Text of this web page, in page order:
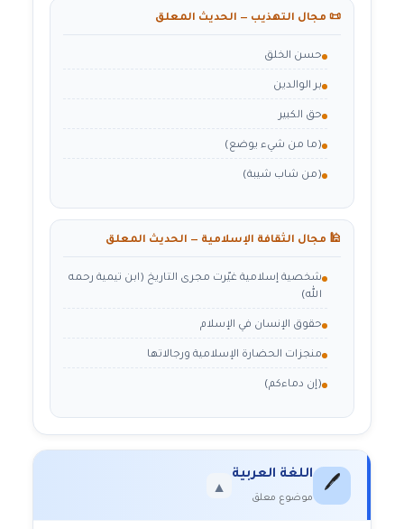
📜 مجال التهذيب — الحديث المعلق
حسن الخلق
بر الوالدين
حق الكبير
(ما من شيء يوضع)
(من شاب شيبة)
🕌 مجال الثقافة الإسلامية — الحديث المعلق
شخصية إسلامية غيّرت مجرى التاريخ (ابن تيمية رحمه
الله)
حقوق الإنسان في الإسلام
منجزات الحضارة الإسلامية ورجالاتها
(إن دماءكم)
🖊️
اللغة العربية
موضوع معلق
▼